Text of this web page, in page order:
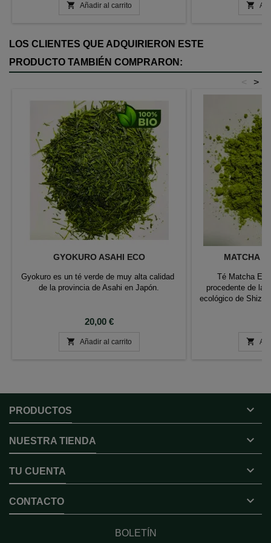
 Añadir al carrito 
LOS CLIENTES QUE ADQUIRIERON ESTE
PRODUCTO TAMBIÉN COMPRARON:
>
<
GYOKURO ASAHI ECO
Gyokuro es un té verde de muy alta calidad
de la provincia de Asahi en Japón.
Precio
20,00 €
 Añadir al carrito
MATCHA
Té Matcha
procedente de
ecológico de

PRODUCTOS 
NUESTRA TIENDA 
TU CUENTA 
CONTACTO 
BOLETÍN